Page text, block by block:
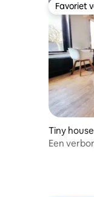
Favoriet
Favoriet
Tiny house
Een